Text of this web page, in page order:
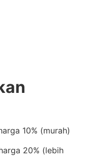
10% (murah)
20% (lebih